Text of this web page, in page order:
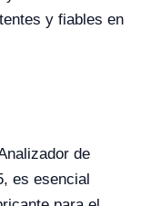
y fiables en
de
es esencial